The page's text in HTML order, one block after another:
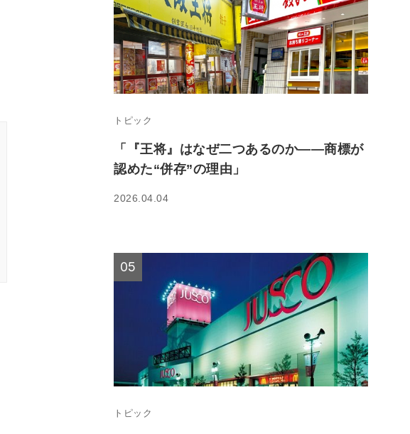
トピック
「『王将』はなぜ二つあるのか――商標が
認めた“併存”の理由」
2026.04.04
トピック